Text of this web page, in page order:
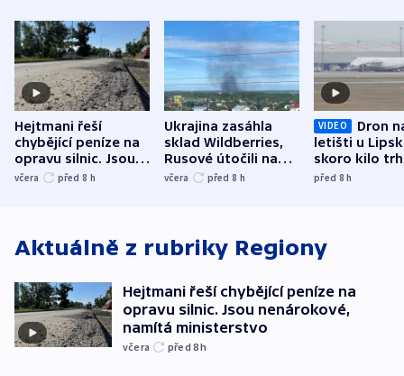
Hejtmani řeší
chybějící peníze na
opravu silnic. Jsou
nenárokové, namítá
včera před 8 h
Ukrajina zasáhla
sklad Wildberries,
Rusové útočili na
trh, hasiče či
včera před 8 h
VIDEO
Dron
letišti u
skoro kilo
indicie
před 8h
Aktuálně z rubriky Regiony
Hejtmani řeší chybějící peníze na
opravu silnic. Jsou nenárokové,
namítá ministerstvo
včera před 8h